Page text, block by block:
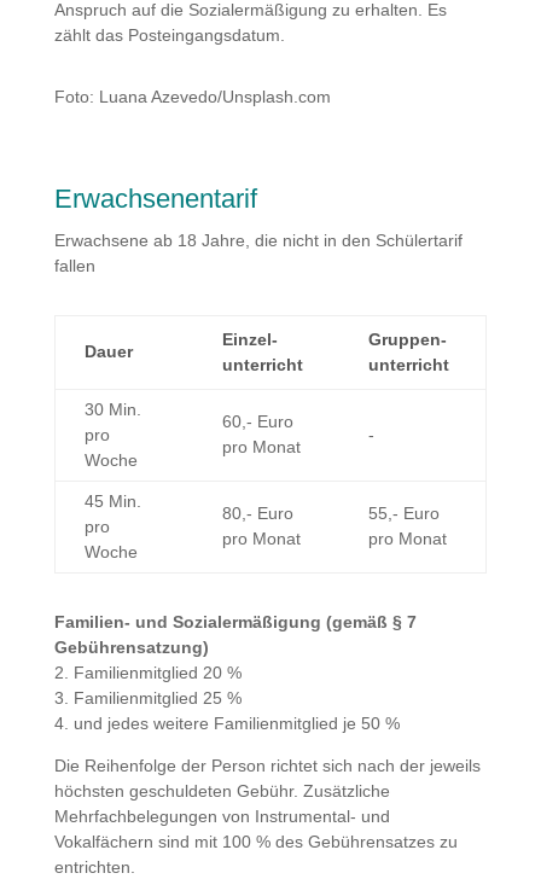
Anspruch auf die Sozialermäßigung zu erhalten. Es
zählt das Posteingangsdatum.
Foto: Luana Azevedo/Unsplash.com
Erwachsenentarif
Erwachsene ab 18 Jahre, die nicht in den Schülertarif
fallen
Dauer
Einzel­
unterricht
Gruppen­
unterricht
30 Min.
pro
Woche
60,- Euro
pro Monat
-
45 Min.
pro
Woche
80,- Euro
pro Monat
55,- Euro
pro Monat
Familien- und Sozialermäßigung (gemäß § 7
Gebührensatzung)
2. Familienmitglied 20 %
3. Familienmitglied 25 %
4. und jedes weitere Familienmitglied je 50 %
Die Reihenfolge der Person richtet sich nach der jeweils
höchsten geschuldeten Gebühr. Zusätzliche
Mehrfachbelegungen von Instrumental- und
Vokalfächern sind mit 100 % des Gebührensatzes zu
entrichten.